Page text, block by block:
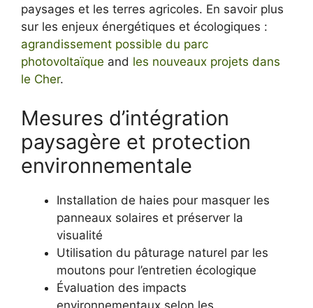
paysages et les terres agricoles. En savoir plus
sur les enjeux énergétiques et écologiques :
agrandissement possible du parc
photovoltaïque and les nouveaux projets dans
le Cher.
Mesures d’intégration
paysagère et protection
environnementale
Installation de haies pour masquer les
panneaux solaires et préserver la
visualité
Utilisation du pâturage naturel par les
moutons pour l’entretien écologique
Évaluation des impacts
environnementaux selon les